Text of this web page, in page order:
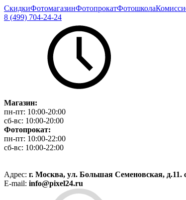
СкидкиФотомагазинФотопрокатФотошкола
8 (499) 704-24-24
Магазин:
пн-пт: 10:00-20:00
сб-вс: 10:00-20:00
Фотопрокат:
пн-пт: 10:00-22:00
сб-вс: 10:00-22:00
Адрес: г. Москва, ул. Большая Семеновская, д.11.
E-mail: info@pixel24.ru